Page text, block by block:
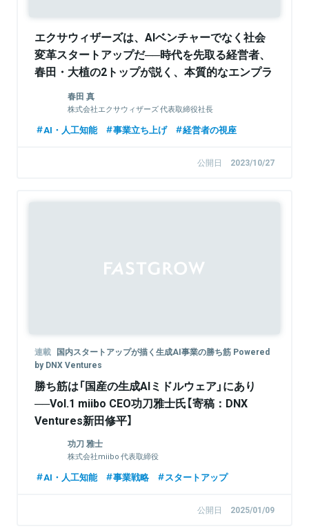
エクサウィザーズは、AIベンチャーでなく社会
変革スタートアップだ──時代を先取る経営者、
春田・大植の2トップが説く、本質的なエンプラ
事業開発思想
春田 真
株式会社エクサウィザーズ 代表取締役社長
AI・人工知能 事業立ち上げ 経営者の視座
公開日 2023/10/27
連載 国内スタートアップが描く生成AI事業の勝ち筋 Powered
by DNX Ventures
勝ち筋は「国産の生成AIミドルウェア」にあり
──Vol.1 miibo CEO功刀雅士氏【寄稿：DNX
Ventures新田修平】
功刀 雅士
株式会社miibo 代表取締役
AI・人工知能 事業戦略 スタートアップ
公開日 2025/01/09